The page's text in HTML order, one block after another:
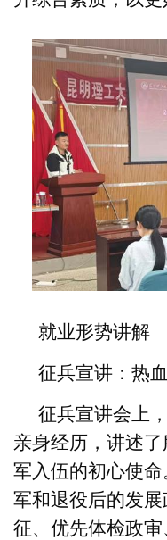
就业形势讲解
征兵宣讲：热
征兵宣讲会上
亲身经历，讲述
军入伍的初心使
军和退役后的发
征、优先体检政